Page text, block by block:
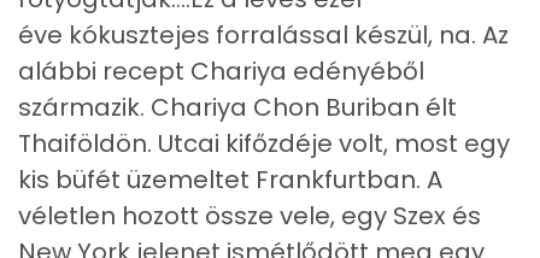
éve kókusztejes forralással készül, na. Az
alábbi recept Chariya edényéből
származik. Chariya Chon Buriban élt
Thaiföldön. Utcai kifőzdéje volt, most egy
kis büfét üzemeltet Frankfurtban. A
véletlen hozott össze vele, egy Szex és